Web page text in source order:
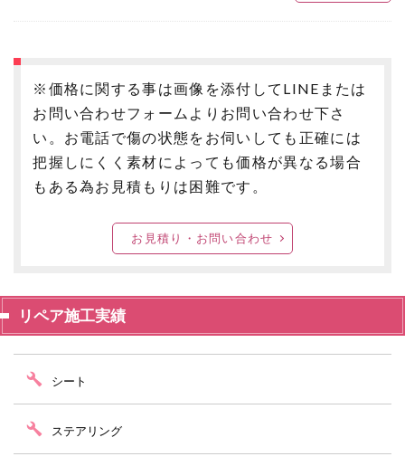
※価格に関する事は画像を添付してLINEまたは
お問い合わせフォームよりお問い合わせ下さ
い。お電話で傷の状態をお伺いしても正確には
把握しにくく素材によっても価格が異なる場合
もある為お見積もりは困難です。
お見積り・お問い合わせ
リペア施工実績
シート
ステアリング